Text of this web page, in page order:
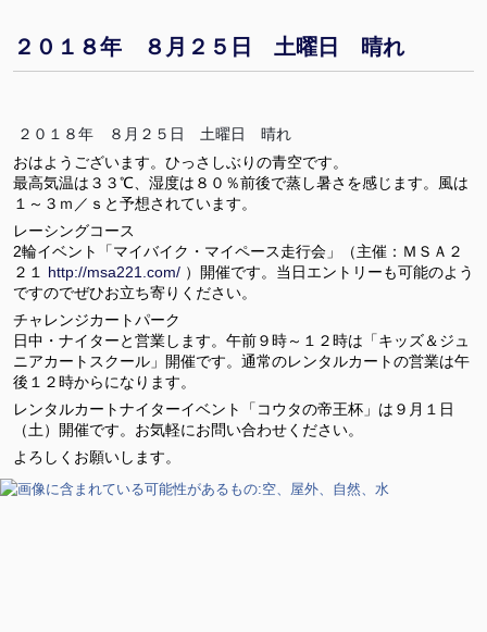
２０１８年 ８月２５日 土曜日 晴れ
２０１８年 ８月２５日 土曜日 晴れ
おはようございます。ひっさしぶりの青空です。
最高気温は３３℃、湿度は８０％前後で蒸し暑さを感じます。風は
１～３ｍ／ｓと予想されています。
レーシングコース
2輪イベント「マイバイク・マイペース走行会」（主催：ＭＳＡ２
２１ http://msa221.com/ ）開催です。当日エントリーも可能のよう
ですのでぜひお立ち寄りください。
チャレンジカートパーク
日中・ナイターと営業します。午前９時～１２時は「キッズ＆ジュ
ニアカートスクール」開催です。通常のレンタルカートの営業は午
後１２時からになります。
レンタルカートナイターイベント「コウタの帝王杯」は９月１日
（土）開催です。お気軽にお問い合わせください。
よろしくお願いします。